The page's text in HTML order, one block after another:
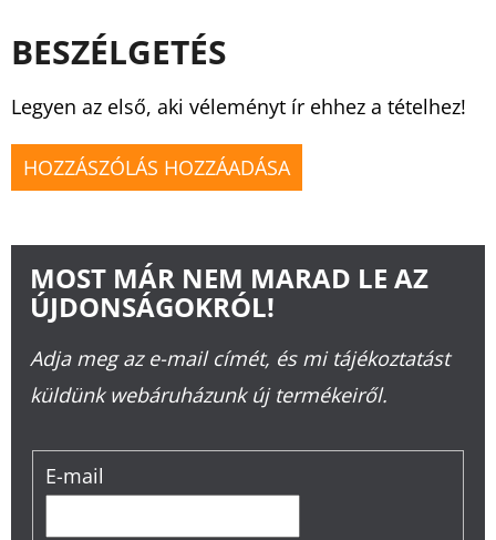
BESZÉLGETÉS
Legyen az első, aki véleményt ír ehhez a tételhez!
HOZZÁSZÓLÁS HOZZÁADÁSA
MOST MÁR NEM MARAD LE AZ
ÚJDONSÁGOKRÓL!
Adja meg az e-mail címét, és mi tájékoztatást
küldünk webáruházunk új termékeiről.
E-mail